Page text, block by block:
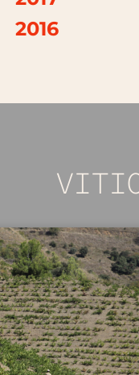
2016